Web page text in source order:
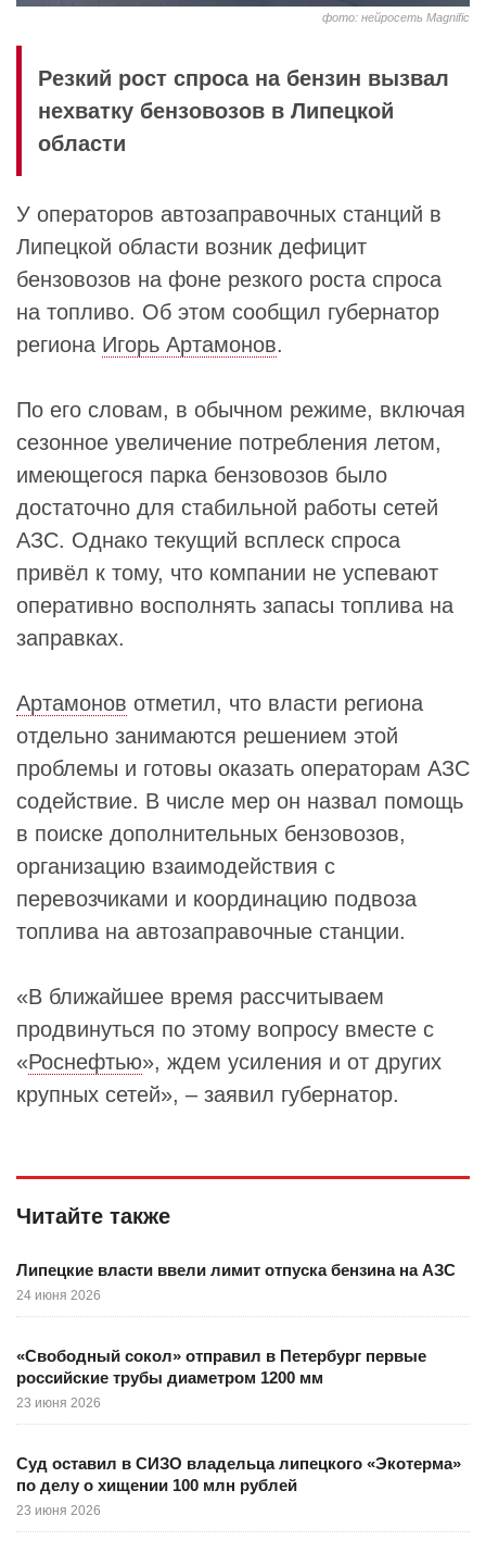
фото: нейросеть Мagnific
Резкий рост спроса на бензин вызвал
нехватку бензовозов в Липецкой
области
У операторов автозаправочных станций в
Липецкой области возник дефицит
бензовозов на фоне резкого роста спроса
на топливо. Об этом сообщил губернатор
региона Игорь Артамонов.
По его словам, в обычном режиме, включая
сезонное увеличение потребления летом,
имеющегося парка бензовозов было
достаточно для стабильной работы сетей
АЗС. Однако текущий всплеск спроса
привёл к тому, что компании не успевают
оперативно восполнять запасы топлива на
заправках.
Артамонов отметил, что власти региона
отдельно занимаются решением этой
проблемы и готовы оказать операторам АЗС
содействие. В числе мер он назвал помощь
в поиске дополнительных бензовозов,
организацию взаимодействия с
перевозчиками и координацию подвоза
топлива на автозаправочные станции.
«В ближайшее время рассчитываем
продвинуться по этому вопросу вместе с
«Роснефтью», ждем усиления и от других
крупных сетей», – заявил губернатор.
Читайте также
Липецкие власти ввели лимит отпуска бензина на АЗС
24 июня 2026
«Свободный сокол» отправил в Петербург первые
российские трубы диаметром 1200 мм
23 июня 2026
Суд оставил в СИЗО владельца липецкого «Экотерма»
по делу о хищении 100 млн рублей
23 июня 2026